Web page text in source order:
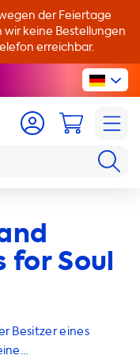
der Feiertage
wir keine Bestellungen
erreichbar.
for Soul
Besitzer eines